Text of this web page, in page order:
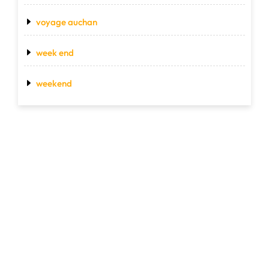
voyage auchan
week end
weekend